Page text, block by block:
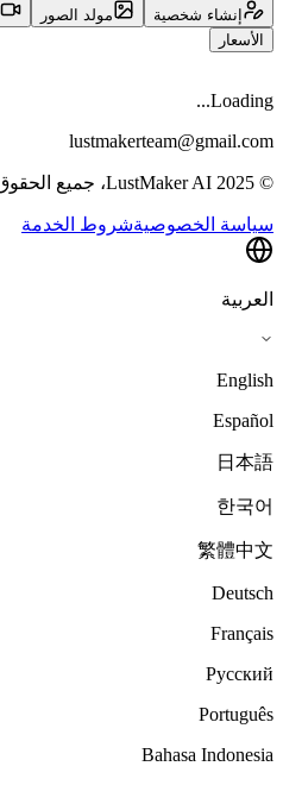
إنشاء شخصية
مولد الصور
الأسعار
Loading...
lustmakerteam@gmail.com
© 2025 LustMaker AI، جميع الحقوق محفوظة.
سياسة الخصوصيةشروط الخدمة
العربية
English
Español
日本語
한국어
繁體中文
Deutsch
Français
Русский
Português
Bahasa Indonesia